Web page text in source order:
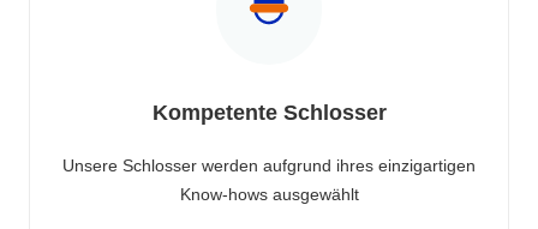
Kompetente Schlosser
Unsere Schlosser werden aufgrund ihres einzigartigen
Know-hows ausgewählt